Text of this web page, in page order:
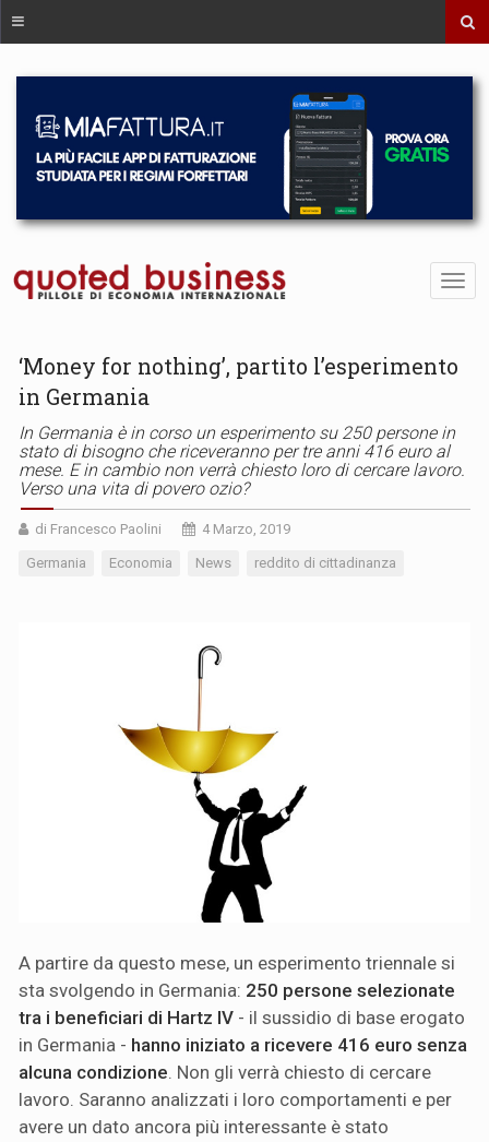
‘Money for nothing’, partito l’esperimento
in Germania
In Germania è in corso un esperimento su 250 persone in
stato di bisogno che riceveranno per tre anni 416 euro al
mese. E in cambio non verrà chiesto loro di cercare lavoro.
Verso una vita di povero ozio?
di Francesco Paolini 4 Marzo, 2019
Germania Economia News reddito di cittadinanza
A partire da questo mese, un esperimento triennale si
sta svolgendo in Germania: 250 persone selezionate
tra i beneficiari di Hartz IV - il sussidio di base erogato
in Germania - hanno iniziato a ricevere 416 euro senza
alcuna condizione. Non gli verrà chiesto di cercare
lavoro. Saranno analizzati i loro comportamenti e per
avere un dato ancora più interessante è stato